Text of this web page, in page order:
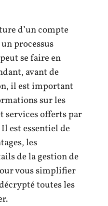
d’un compte
processus
se faire en
avant de
il est important
sur les
services offerts par
est essentiel de
les
de la gestion de
vous simplifier
toutes les